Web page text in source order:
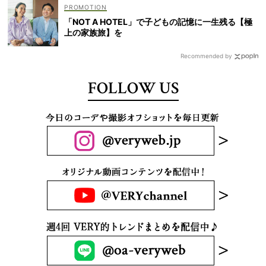
「NOT A HOTEL」で子どもの記憶に一生残る【極
上の家族旅】を
Recommended by
FOLLOW US